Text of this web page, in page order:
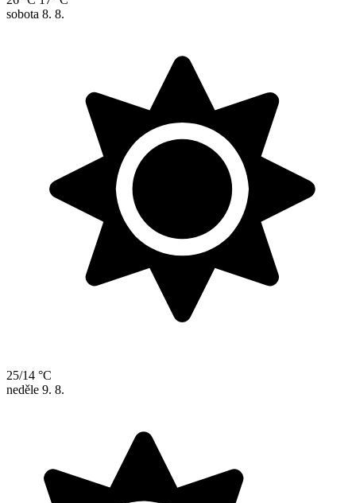
sobota 8. 8.
25/14 °C
neděle 9. 8.